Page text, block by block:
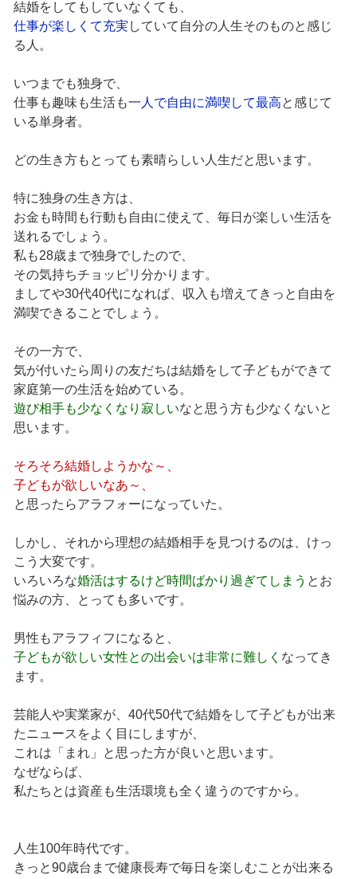
結婚をしてもしていなくても、
仕事が楽しくて充実 していて自分の人生そのものと感じ
る人。
いつまでも独身で、
仕事も趣味も生活も一人で自由に満喫して最高と感じて
いる単身者。
どの生き方もとっても素晴らしい人生だと思います。
特に独身の生き方は、
お金も時間も行動も自由に使えて、毎日が楽しい生活を
送れるでしょう。
私も28歳まで独身でしたので、
その気持ちチョッピリ分かります。
ましてや30代40代になれば、収入も増えてきっと自由を
満喫できることでしょう。
その一方で、
気が付いたら周りの友だちは結婚をして子どもができて
家庭第一の生活を始めている。
遊び相手も少なくなり寂しいなと思う方も少なくないと
思います。
そろそろ結婚しようかな～、
子どもが欲しいなあ～、
と思ったらアラフォーになっていた。
しかし、それから理想の結婚相手を見つけるのは、けっ
こう大変です。
いろいろな婚活はするけど時間ばかり過ぎてしまう とお
悩みの方、とっても多いです。
男性もアラフィフになると、
子どもが欲しい女性との出会いは非常に難しく なってき
ます。
芸能人や実業家が、40代50代で結婚をして子どもが出来
たニュースをよく目にしますが、
これは「まれ」と思った方が良いと思います。
なぜならば、
私たちとは資産も生活環境も全く違うのですから。
人生100年時代です。
きっと90歳台まで健康長寿で毎日を楽しむことが出来る